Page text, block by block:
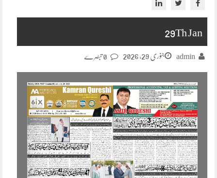
29Th Jan
admin جنوری 29, 2026